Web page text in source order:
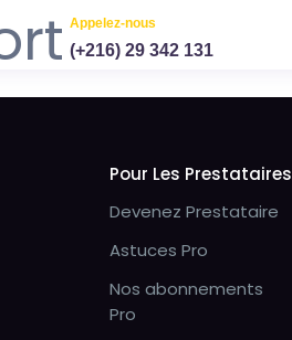
Appelez-nous
(+216) 29 342 131
Pour Les Prestataires
Devenez Prestataire
Astuces Pro
Nos abonnements
Pro